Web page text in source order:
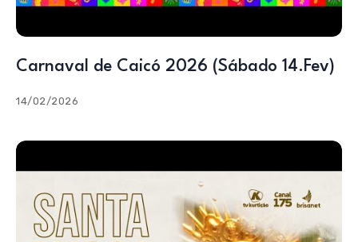
Carnaval de Caicó 2026 (Sábado 14.Fev)
14/02/2026